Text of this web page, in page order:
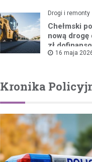
Drogi i remonty
Chełmski
nową drogę
zł
16 maja
Kronika